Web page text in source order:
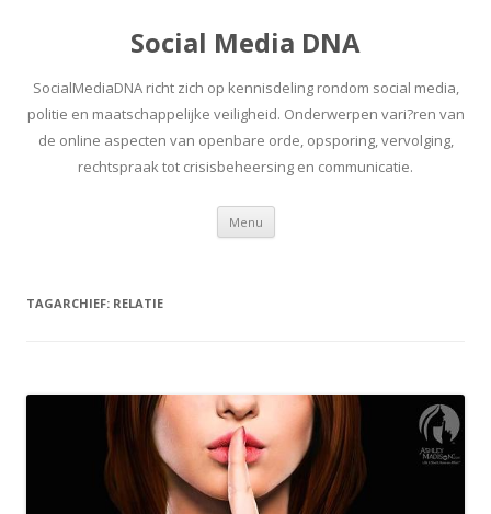
Social Media DNA
SocialMediaDNA richt zich op kennisdeling rondom social media,
politie en maatschappelijke veiligheid. Onderwerpen vari?ren van
de online aspecten van openbare orde, opsporing, vervolging,
rechtspraak tot crisisbeheersing en communicatie.
Menu Spring
inhoud
TAGARCHIEF: RELATIE